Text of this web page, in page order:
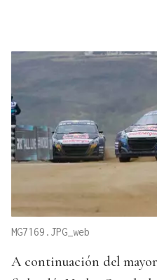
MG7169.JPG_web
A continuación del